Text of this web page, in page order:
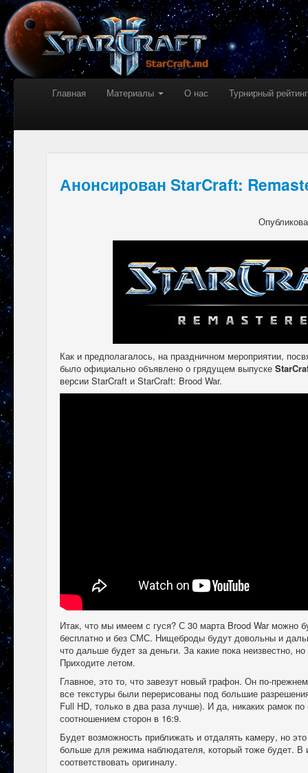
Главная Материалы О нас Турнирный рейтинг
Анонсирован StarCraft:
Как и предполагалось, на праздничном мероприятии,
было официально объявлено о грядущем выпуске
версии StarCraft и StarCraft: Brood War.
Итак, что мы имеем с гуся? С 30 марта Brood War можно
бесплатно и без СМС. Нищеброды будут довольны и
что дальше будет за деньги. За какие пока неизвестно,
Приходите летом.
Главное, это то, что завезут новый графон. Он по-
все текстуры были перерисованы под большие
Full HD, только в два раза лучше). И да, никаких рамок
соотношением сторон в 16:9.
Будет возможность приближать и отдалять камеру, но
больше для режима наблюдателя, который тоже будет. В
соответствовать оригиналу.